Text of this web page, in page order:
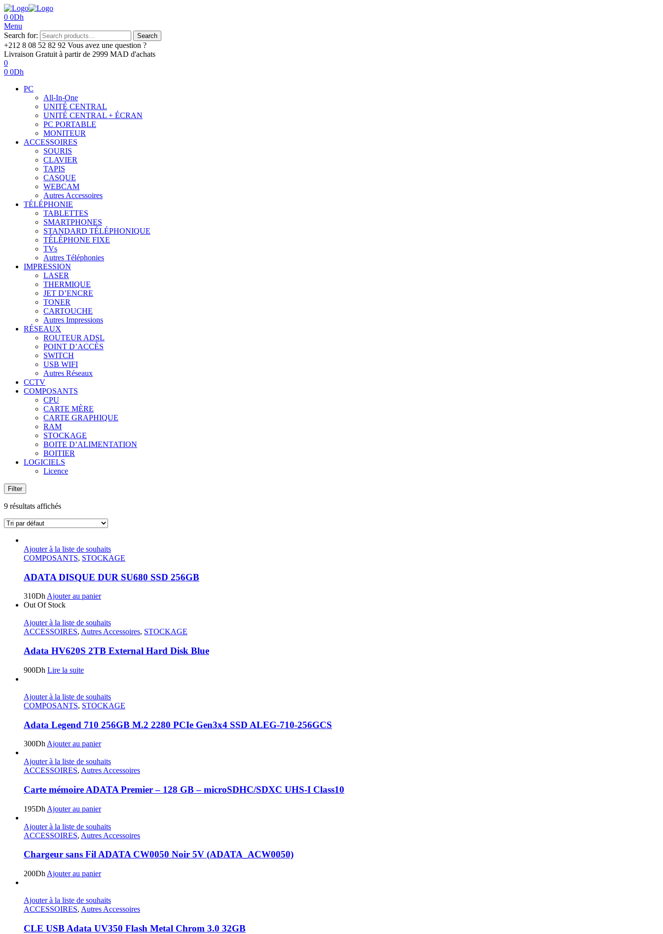
0 0Dh
Menu
Search for:
Search
+212 8 08 52 82 92‬ Vous avez une question ?
Livraison Gratuit à partir de 2999 MAD d'achats
0
0 0Dh
PC
All-In-One
UNITÉ CENTRAL
UNITÉ CENTRAL + ÉCRAN
PC PORTABLE
MONITEUR
ACCESSOIRES
SOURIS
CLAVIER
TAPIS
CASQUE
WEBCAM
Autres Accessoires
TÉLÉPHONIE
TABLETTES
SMARTPHONES
STANDARD TÉLÉPHONIQUE
TÉLÉPHONE FIXE
TVs
Autres Téléphonies
IMPRESSION
LASER
THERMIQUE
JET D’ENCRE
TONER
CARTOUCHE
Autres Impressions
RÉSEAUX
ROUTEUR ADSL
POINT D’ACCÈS
SWITCH
USB WIFI
Autres Réseaux
CCTV
COMPOSANTS
CPU
CARTE MÈRE
CARTE GRAPHIQUE
RAM
STOCKAGE
BOITE D’ALIMENTATION
BOITIER
LOGICIELS
Licence
Filter
9 résultats affichés
Ajouter à la liste de souhaits
COMPOSANTS, STOCKAGE
ADATA DISQUE DUR SU680 SSD 256GB
310DhAjouter au panier
Out Of Stock
Ajouter à la liste de souhaits
ACCESSOIRES, Autres Accessoires, STOCKAGE
Adata HV620S 2TB External Hard Disk Blue
900Dh Lire la suite
Ajouter à la liste de souhaits
COMPOSANTS, STOCKAGE
Adata Legend 710 256GB M.2 2280 PCIe Gen3x4 SSD ALEG-710-256GCS
300Dh Ajouter au panier
Ajouter à la liste de souhaits
ACCESSOIRES, Autres Accessoires
Carte mémoire ADATA Premier – 128 GB – microSDHC/SDXC UHS-I Class10
195Dh Ajouter au panier
Ajouter à la liste de souhaits
ACCESSOIRES, Autres Accessoires
Chargeur sans Fil ADATA CW0050 Noir 5V (ADATA_ACW0050)
200Dh Ajouter au panier
Ajouter à la liste de souhaits
ACCESSOIRES, Autres Accessoires
CLE USB Adata UV350 Flash Metal Chrom 3.0 32GB